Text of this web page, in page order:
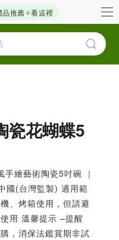
品推薦✧看這裡
瓷花蝴蝶5
手繪藝術陶瓷5吋碗 ｜
國(台灣監製) 適用範
、烤箱使用，但請避
用 溫馨提示 –提醒
，消保法鑑賞期非試